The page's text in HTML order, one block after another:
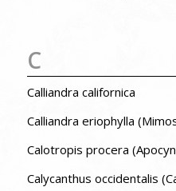
C
Calliandra californica
Calliandra eriophylla
Calotropis procera
Calycanthus occidentalis